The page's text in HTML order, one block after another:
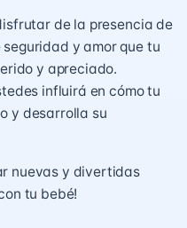
de la presencia de
y amor que tu
y apreciado.
influirá en cómo tu
y desarrolla su
nuevas y divertidas
tu bebé!